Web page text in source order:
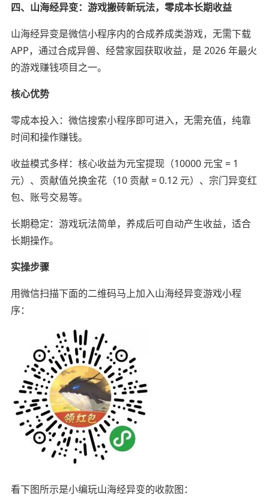
四、山海经异变：游戏搬砖新玩法，零成本长期收益
山海经异变是微信小程序内的合成养成类游戏，无需下载
APP，通过合成异兽、经营家园获取收益，是 2026 年最火
的游戏赚钱项目之一。
核心优势
零成本投入：微信搜索小程序即可进入，无需充值，纯靠
时间和操作赚钱。
收益模式多样：核心收益为元宝提现（10000 元宝 = 1
元）、贡献值兑换金花（10 贡献 = 0.12 元）、宗门异变红
包、账号交易等。
长期稳定：游戏玩法简单，养成后可自动产生收益，适合
长期操作。
实操步骤
用微信扫描下面的二维码马上加入山海经异变游戏小程
序：
看下图所示是小编玩山海经异变的收款图：